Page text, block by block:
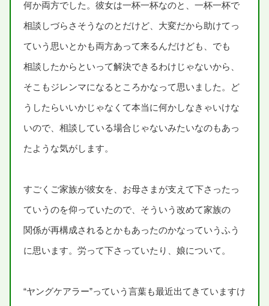
何か両方でした。 彼女は一杯一杯なのと、 一杯一杯で
相談 しづらさそうなのとだけど、 大変だから助けてっ
ていう 思いとかも両方あって来るんだけども、でも
相談 したからといって解決できるわけじゃないから、
そこもジレンマになるところかなって思いました。ど
うしたらいいかじゃなくて本当に何かしなきゃいけな
いので、 相談 している場合 じゃないみたいなのもあっ
たような気がします。
すごくご家族が彼女を、お母さまが支えて下さったっ
ていうのを仰っていたので、そういう 改めて家族の
関係が再構成されるとかもあったのかなっていうふう
に思います。 労って下さっていたり、 娘について。
“ヤングケアラー”っていう 言葉も最近出てきていますけ